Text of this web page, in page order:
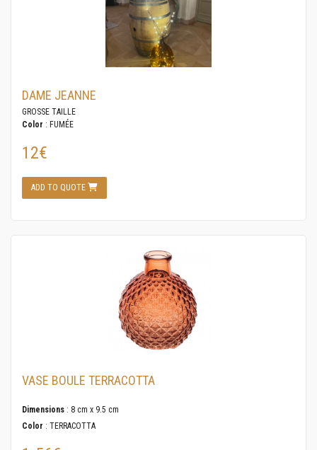
DAME JEANNE
GROSSE TAILLE
Color : FUMÉE
12€
ADD TO QUOTE
VASE BOULE TERRACOTTA
Dimensions : 8 cm x 9.5 cm
Color : TERRACOTTA